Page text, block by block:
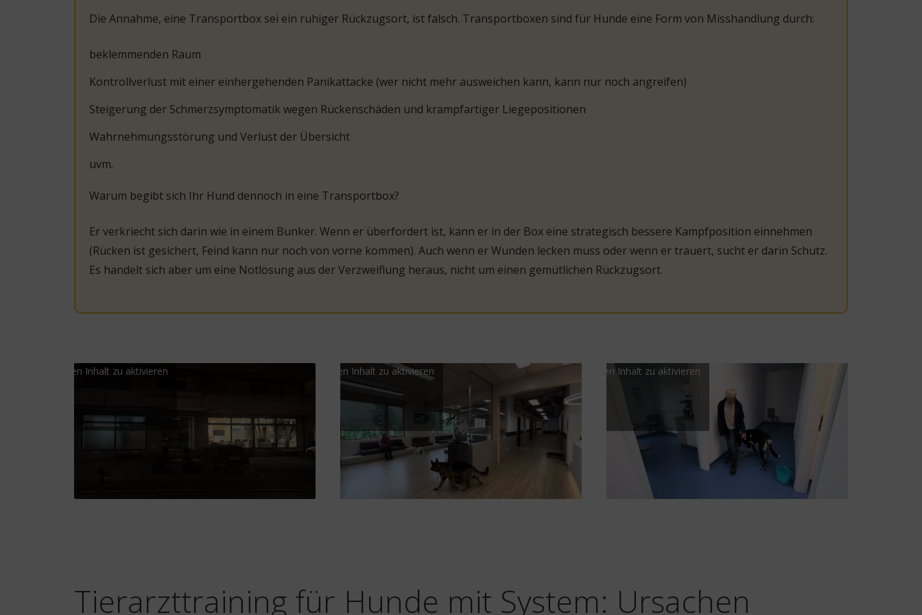
Die Annahme, eine Transportbox sei ein ruhiger Rückzugsort, ist falsch. Transportboxen sind für Hunde eine Form von Misshandlung durch:
beklemmenden Raum
Kontrollverlust mit einer einhergehenden Panikattacke (wer nicht mehr ausweichen kann, kann nur noch angreifen)
Steigerung der Schmerzsymptomatik wegen Rückenschäden und krampfartiger Liegepositionen
Wahrnehmungsstörung und Verlust der Übersicht
uvm.
Warum begibt sich Ihr Hund dennoch in eine Transportbox?
Er verkriecht sich darin wie in einem Bunker. Wenn er überfordert ist, kann er in der Box eine strategisch bessere Kampfposition einnehmen
(Rücken ist gesichert, Feind kann nur noch von vorne kommen). Auch wenn er Wunden lecken muss oder wenn er trauert, sucht er darin Schutz.
Es handelt sich aber um eine Notlösung aus der Verzweiflung heraus, nicht um einen gemütlichen Rückzugsort.
und diesen Inhalt zu aktivieren
akzeptieren und diesen Inhalt zu aktivieren
akzeptieren und diesen Inhalt zu aktivieren
Tierarzttraining für Hunde mit System: Ursachen